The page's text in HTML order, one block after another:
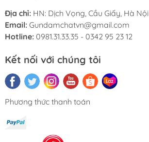
Địa chỉ: HN: Dịch Vọng, Cầu Giấy, Hà Nội
Email: Gundamchatvn@gmail.com
Hotline: 0981.31.33.35 - 0342 95 23 12
Kết nối với chúng tôi
Phương thức thanh toán